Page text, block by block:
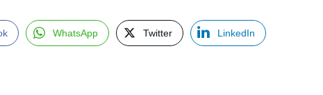
WhatsApp Twitter LinkedIn